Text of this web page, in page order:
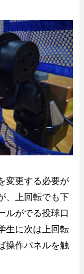
変更する必要が
、上回転でも下
ルがでる投球口
生に次は上回転
操作パネルを触